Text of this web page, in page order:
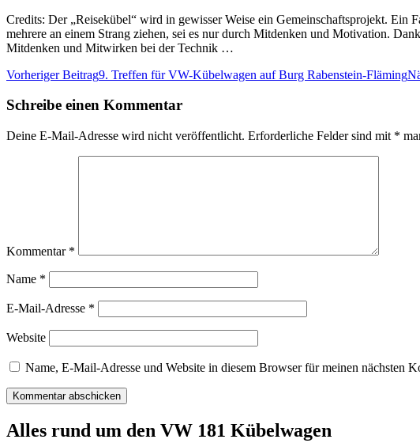
Credits: Der „Reisekübel“ wird in gewisser Weise ein Gemeinschaftsprojekt. Ein
mehrere an einem Strang ziehen, sei es nur durch Mitdenken und Motivation.
Mitdenken und Mitwirken bei der Technik …
Beitrags-
Navigation
Vorheriger Beitrag9. Treffen für VW-Kübelwagen auf Burg Rabenstein-Fläming
Schreibe einen Kommentar
Deine E-Mail-Adresse wird nicht veröffentlicht. Erforderliche Felder sind mit *
Kommentar *
Name *
E-Mail-Adresse *
Website
Name, E-Mail-Adresse und Website in diesem Browser für meinen nächsten
Alles rund um den VW 181 Kübelwagen